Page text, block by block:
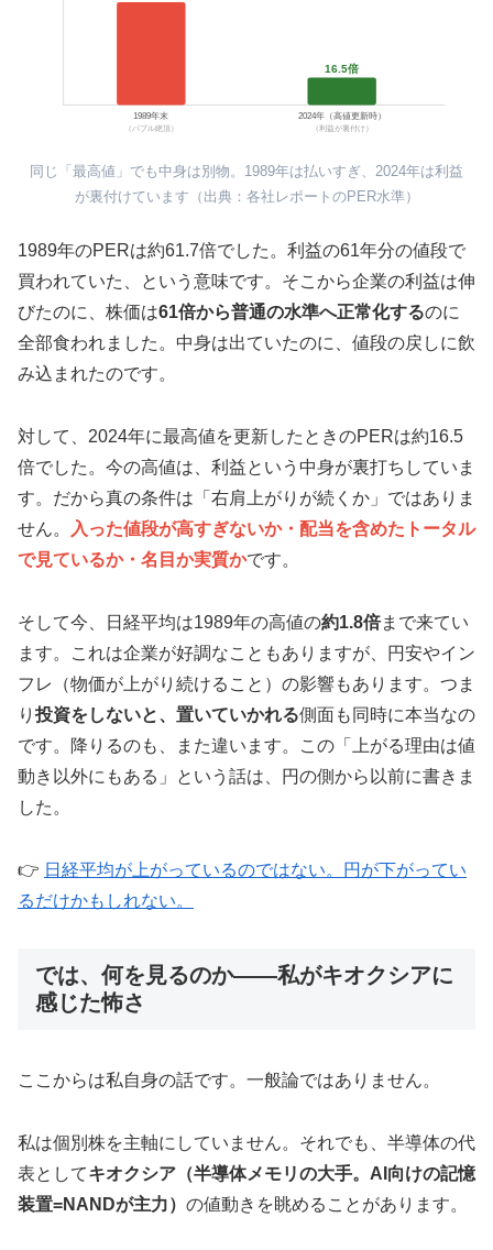
1989年末
（バブル絶頂）
16.5倍
2024年（高値更新時）
（利益が裏付け）
同じ「最高値」でも中身は別物。1989年は払いすぎ、2024年は利益
が裏付けています（出典：各社レポートのPER水準）
1989年のPERは約61.7倍でした。利益の61年分の値段で
買われていた、という意味です。そこから企業の利益は伸
びたのに、株価は61倍から普通の水準へ正常化するのに
全部食われました。中身は出ていたのに、値段の戻しに飲
み込まれたのです。
対して、2024年に最高値を更新したときのPERは約16.5
倍でした。今の高値は、利益という中身が裏打ちしていま
す。だから真の条件は「右肩上がりが続くか」ではありま
せん。
入った値段が高すぎないか・配当を含めたトータル
で見ているか・名目か実質かです。
そして今、日経平均は1989年の高値の約1.8倍まで来てい
ます。これは企業が好調なこともありますが、円安やイン
フレ（物価が上がり続けること）の影響もあります。つま
り 投資をしないと、置いていかれる側面も同時に本当なの
です。降りるのも、また違います。この「上がる理由は値
動き以外にもある」という話は、円の側から以前に書きま
した。
👉 日経平均が上がっているのではない。円が下がってい
るだけかもしれない。
では、何を見るのか——私がキオクシアに
感じた怖さ
ここからは私自身の話です。一般論ではありません。
私は個別株を主軸にしていません。それでも、半導体の代
表としてキオクシア（半導体メモリの大手。AI向けの記憶
装置=NANDが主力） の値動きを眺めることがあります。